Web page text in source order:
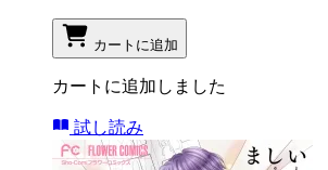
カートに追加
カートに追加しました
試し読み